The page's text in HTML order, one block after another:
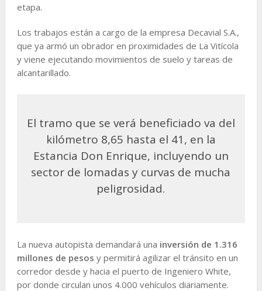
etapa.
Los trabajos están a cargo de la empresa Decavial S.A.,
que ya armó un obrador en proximidades de La Vitícola
y viene ejecutando movimientos de suelo y tareas de
alcantarillado.
El tramo que se verá beneficiado va del
kilómetro 8,65 hasta el 41, en la
Estancia Don Enrique, incluyendo un
sector de lomadas y curvas de mucha
peligrosidad.
La nueva autopista demandará una inversión de 1.316
millones de pesos y permitirá agilizar el tránsito en un
corredor desde y hacia el puerto de Ingeniero White,
por donde circulan unos 4.000 vehículos diariamente.